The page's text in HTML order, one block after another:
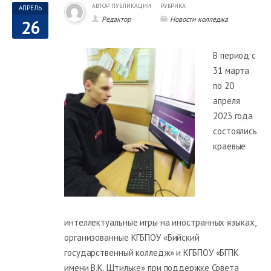
АПРЕЛЬ
26
АВТОР ПУБЛИКАЦИИ
Редактор
РУБРИКА
Новости колледжа
В период с
31 марта
по 20
апреля
2023 года
состоялись
краевые
интеллектуальные игры на иностранных языках,
организованные КГБПОУ «Бийский
государственный колледж» и КГБПОУ «БГПК
имени В.К. Штильке» при поддержке Совета